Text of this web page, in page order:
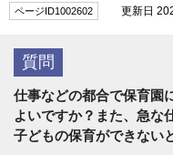
ページID1002602 更新日
質問
仕事などの都合で保育園
よいですか？また、急な
子どもの保育ができない